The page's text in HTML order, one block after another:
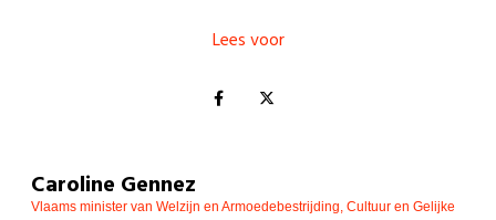
Lees voor
Caroline Gennez
Vlaams minister van Welzijn en Armoedebestrijding, Cultuur en Gelijke